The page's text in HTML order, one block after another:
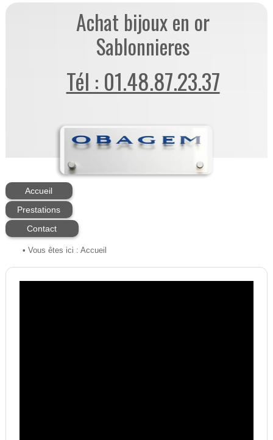
Achat bijoux en or
Sablonnieres
Tél : 01.48.87.23.37
Accueil
Prestations
Contact
• Vous êtes ici : Accueil